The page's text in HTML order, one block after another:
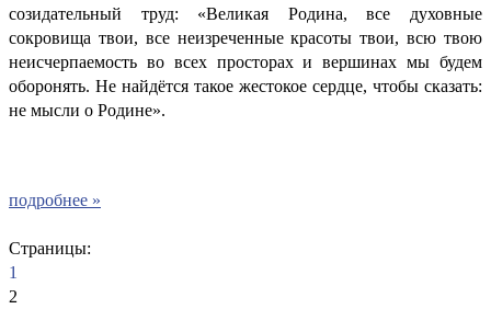
созидательный труд: «Великая Родина, все духовные
сокровища твои, все неизреченные красоты твои, всю твою
неисчерпаемость во всех просторах и вершинах мы будем
оборонять. Не найдётся такое жестокое сердце, чтобы сказать:
не мысли о Родине».
подробнее »
Страницы:
1
2